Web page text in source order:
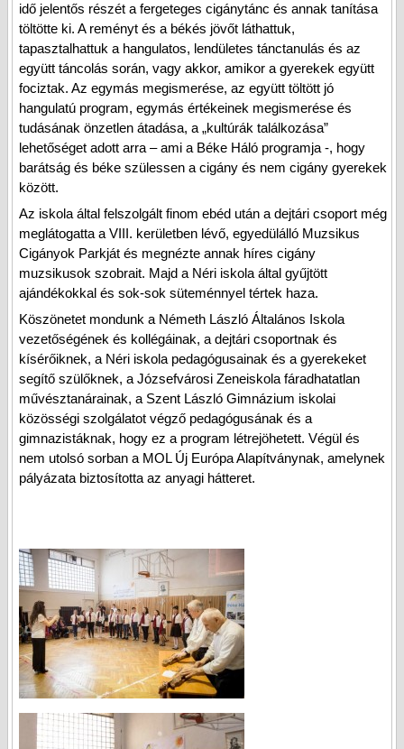
idő jelentős részét a fergeteges cigánytánc és annak tanítása
töltötte ki. A reményt és a békés jövőt láthattuk,
tapasztalhattuk a hangulatos, lendületes tánctanulás és az
együtt táncolás során, vagy akkor, amikor a gyerekek együtt
fociztak. Az egymás megismerése, az együtt töltött jó
hangulatú program, egymás értékeinek megismerése és
tudásának önzetlen átadása, a „kultúrák találkozása”
lehetőséget adott arra – ami a Béke Háló programja -, hogy
barátság és béke szülessen a cigány és nem cigány gyerekek
között.
Az iskola által felszolgált finom ebéd után a dejtári csoport még
meglátogatta a VIII. kerületben lévő, egyedülálló Muzsikus
Cigányok Parkját és megnézte annak híres cigány
muzsikusok szobrait. Majd a Néri iskola által gyűjtött
ajándékokkal és sok-sok süteménnyel tértek haza.
Köszönetet mondunk a Németh László Általános Iskola
vezetőségének és kollégáinak, a dejtári csoportnak és
kísérőiknek, a Néri iskola pedagógusainak és a gyerekeket
segítő szülőknek, a Józsefvárosi Zeneiskola fáradhatatlan
művésztanárainak, a Szent László Gimnázium iskolai
közösségi szolgálatot végző pedagógusának és a
gimnazistáknak, hogy ez a program létrejöhetett. Végül és
nem utolsó sorban a MOL Új Európa Alapítványnak, amelynek
pályázata biztosította az anyagi hátteret.